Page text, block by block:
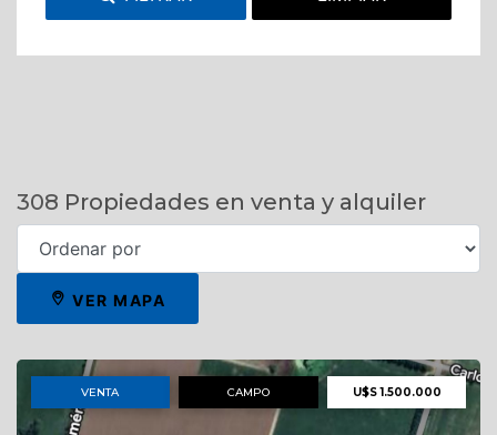
308 Propiedades en venta y alquiler
VER MAPA
VENTA CAMPO U$S 1.500.000